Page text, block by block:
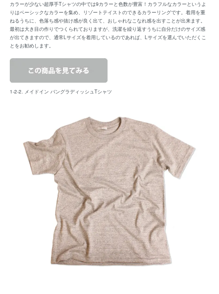
カラーが少ない超厚手Tシャツの中では9カラーと色数が豊富！カラフルなカラーというよ
りはベーシックなカラーを集め、リゾートテイストのできるカラーリングです。着用を重
ねるうちに、色落ち感や抜け感が良く出て、おしゃれなこなれ感を出すことが出来ます。
最初は大き目の作りでつくられておりますが、洗濯を繰り返すうちに自分だけのサイズ感
が出てきますので、通常Lサイズを着用しているのであれば、Lサイズを選んでいただくこ
とをお勧めします。
1-2-2. メイドイン バングラディッシュTシャツ